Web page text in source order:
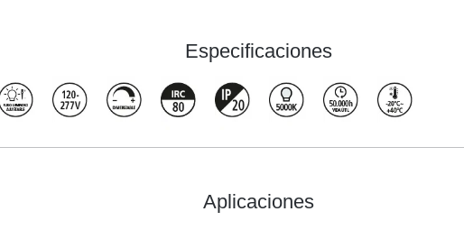
Especificaciones
Aplicaciones